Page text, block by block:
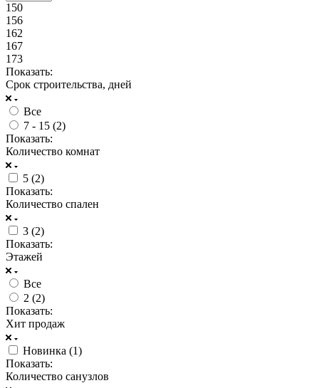
150
156
162
167
173
Показать:
Срок строительства, дней
Все
7 - 15 (2)
Показать:
Количество комнат
5 (2)
Показать:
Количество спален
3 (2)
Показать:
Этажей
Все
2 (2)
Показать:
Хит продаж
Новинка (1)
Показать:
Количество санузлов